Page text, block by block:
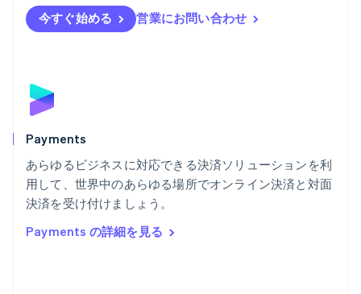
今すぐ始める 営業にお問い合わせ
Payments
あらゆるビジネスに対応できる決済ソリューションを利
用して、世界中のあらゆる場所でオンライン決済と対面
決済を受け付けましょう。
Payments の詳細を見る
EnglishSvenska
ブラジル
ブルガリア
English
Nederlands
English
ポルトガル
PortuguêsEnglish
English